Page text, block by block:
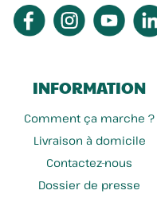
INFORMATION
Comment ça marche ?
Livraison à domicile
Contactez-nous
Dossier de presse